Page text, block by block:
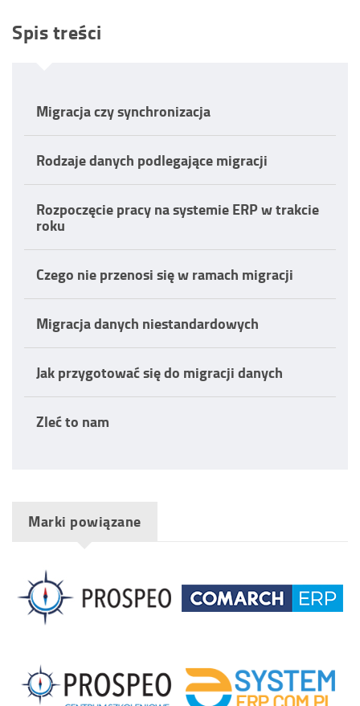
Spis treści
Migracja czy synchronizacja
Rodzaje danych podlegające migracji
Rozpoczęcie pracy na systemie ERP w trakcie
roku
Czego nie przenosi się w ramach migracji
Migracja danych niestandardowych
Jak przygotować się do migracji danych
Zleć to nam
Marki powiązane